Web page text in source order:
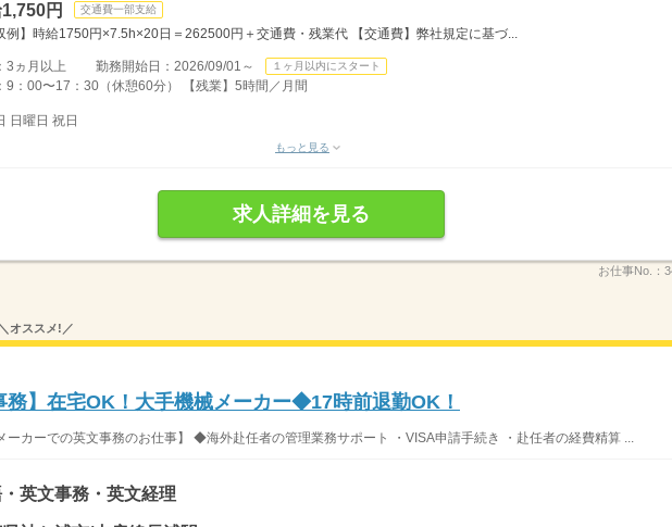
円 交通費一部支給
例】時給1750円×7.5h×20日＝262500円＋交通費・残業代 【交通費】弊社規定に基づ...
3ヵ月以上 勤務開始日：2026/09/01～ １ヶ月以内にスタート
9：00〜17：30（休憩60分） 【残業】5時間／月間
日曜日 祝日
もっと見る
求人詳細を見る
お仕事No.：
＼オススメ!／
務】在宅OK！大手機械メーカー◆17時前退勤OK！
ーカーでの英文事務のお仕事】 ◆海外赴任者の管理業務サポート ・VISA申請手続き ・赴任者の経費精算 ...
英文事務・英文経理